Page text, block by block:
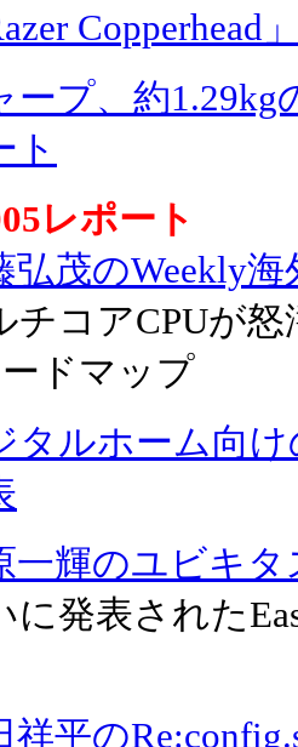
Copperhead
ープ、約
ト
レポート
弘茂のWeekly
チコアCPUが
ドマップ
タルホーム向
一輝のユビキタ
に発表された
祥平の